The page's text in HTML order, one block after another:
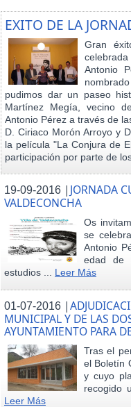
EXITO DE LA
Gran
Antonio
pudimos dar un paseo
Martínez Megía, vecino
Antonio Pérez a través de
D. Ciriaco Morón Arroyo y
la película "La Conjura de
participación por parte de
19-09-2016 | JORNADA
VALDECONCHA
Os
se
Antonio
edad de
estudios ... Leer Más
01-07-2016 |
MUNICIPAL Y DE LAS
AYUNTAMIENTO PARA
Tras el
el Boletín
y cuyo
recogido
Leer Más